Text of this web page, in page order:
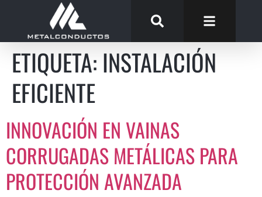
ETIQUETA: INSTALACIÓN
EFICIENTE
INNOVACIÓN EN VAINAS
CORRUGADAS METÁLICAS PARA
PROTECCIÓN AVANZADA